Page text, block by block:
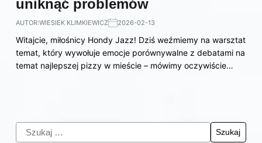
uniknąć problemów
AUTOR:WIESIEK KLIMKIEWICZ 2026-02-13
Witajcie, miłośnicy Hondy Jazz! Dziś weźmiemy na warsztat
temat, który wywołuje emocje porównywalne z debatami na
temat najlepszej pizzy w mieście – mówimy oczywiście…